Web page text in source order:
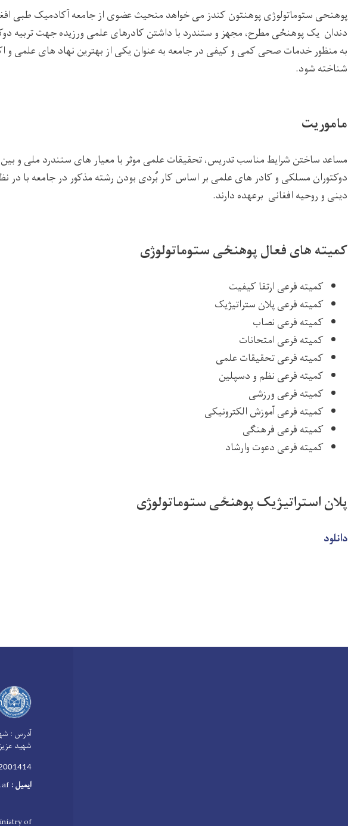
پوهنحی ستوماتولوژیپوهنتون کندزمیخواهد منحیث عضوی از جامعه آکادمیک طبی
دندان یکپوهنځیمطرح، مجهز و ستندرد با داشتن کادرهای علمی ورزیده جهت تربیه
به منظور خدمات صحی کمی و کیفی در جامعه به‌عنوان یکی از بهترین نهاد های علمی و
شناخته شود.
ماموریت
مساعد ساختن شرایط مناسب تدریس، تحقیقات علمی موثر با معیار های ستندرد ملی و
دوکتوران مسلکی و کادر های علمی بر اساس کار بُردی بودن رشته مذکور در جامعه با در
دینی و روحیه افغانی برعهده دارند.
کمیته های فعالپوهنځیستوماتولوژی
کمیته فرعی ارتقا کیفیت
کمیته فرعی پلانستراتیژیک
کمیته فرعی نصاب
کمیته فرعی امتحانات
کمیته فرعی تحقیقات علمی
کمیته فرعی نظم و دسپلین
کمیته فرعی ورزشی
کمیته فرعی آموزش الکترونیکی
کمیته فرعی فرهنگی
کمیتهفرعیدعوت وارشاد
پلان استراتیژیک پوهنځیستوماتولوژی
دانلود
آدرس :
شهید
ایمیل:
of